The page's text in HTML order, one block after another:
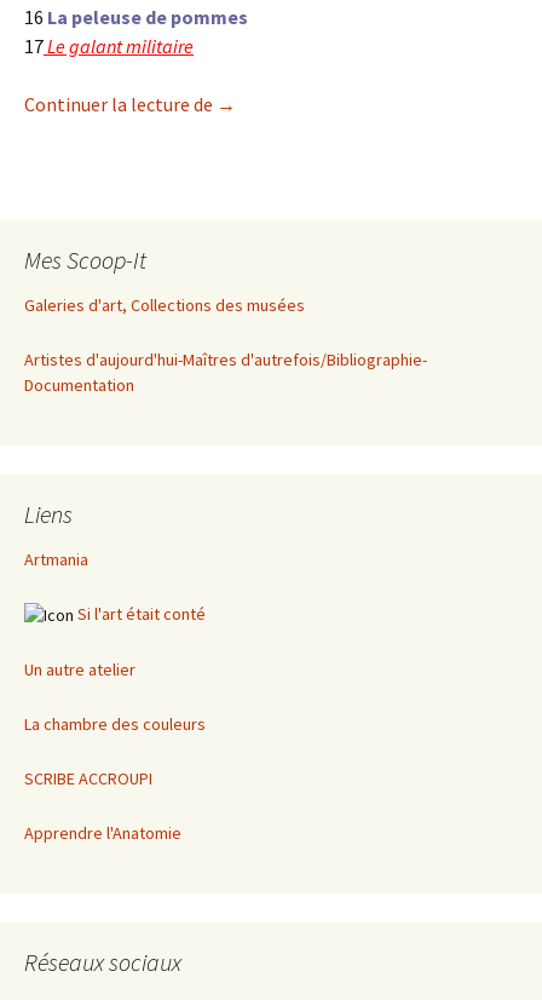
16 La peleuse de pommes
17Le galant militaire
Continuer la lecture de Vermeer et les maîtres de la peinture
→
Mes Scoop-It
Galeries d'art, Collections des musées
Artistes d'aujourd'hui-Maîtres d'autrefois/Bibliographie-
Documentation
Liens
Artmania
Si l'art était conté
Un autre atelier
La chambre des couleurs
SCRIBE ACCROUPI
Apprendre l'Anatomie
Réseaux sociaux